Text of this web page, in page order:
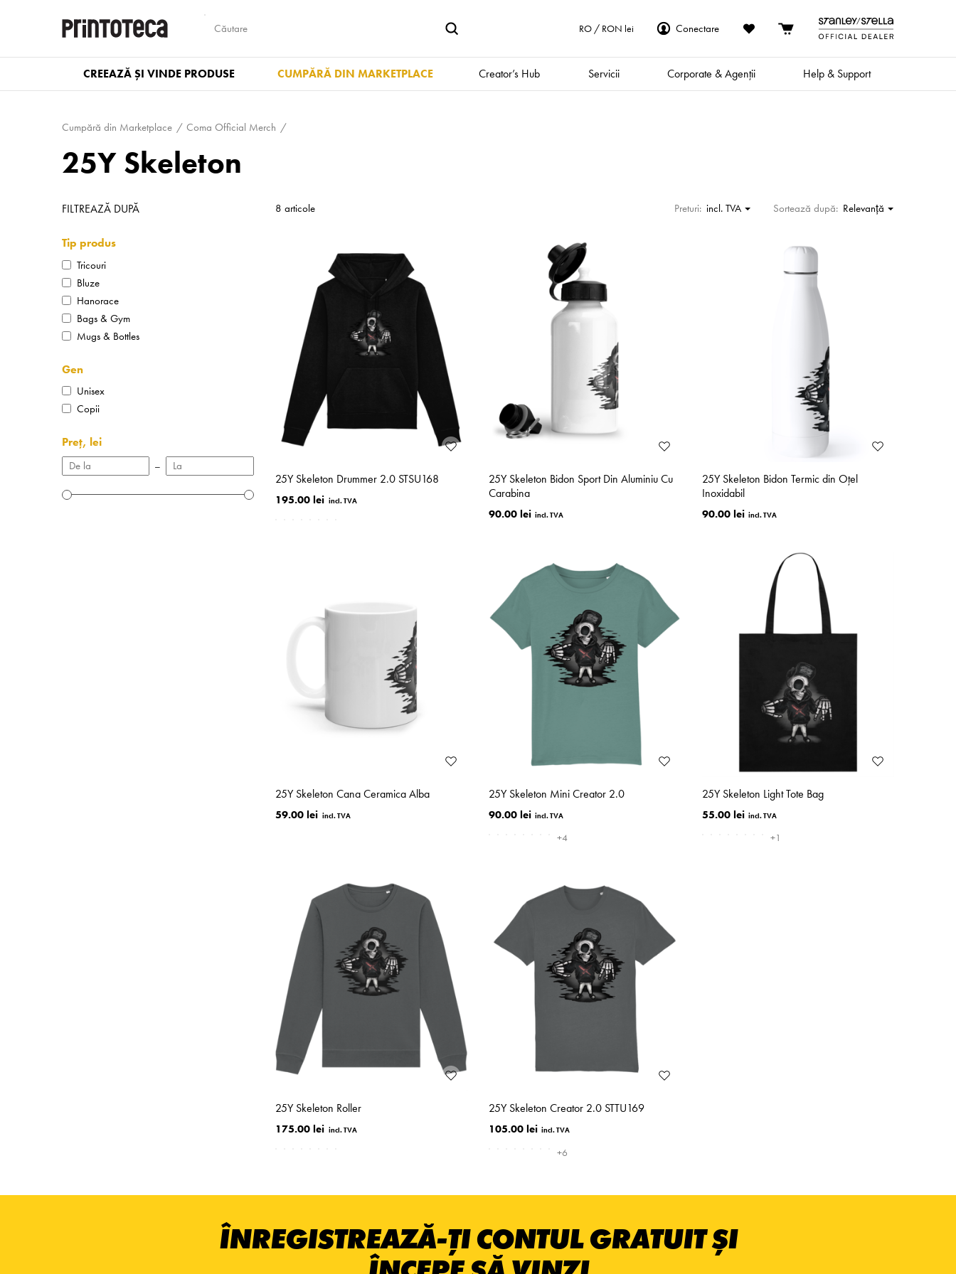
RO / RON lei Conectare
CREEAZĂ ȘI VINDE PRODUSE CUMPĂRĂ DIN MARKETPLACE Creator’s Hub Servicii Corporate & Agenții Help & Support
Cumpără din Marketplace Coma Official Merch
25Y Skeleton
FILTREAZĂ DUPĂ
Tip produs
Tricouri
Bluze
Hanorace
Bags & Gym
Mugs & Bottles
Gen
Unisex
Copii
Preț, lei
–
8 articole Preturi: incl. TVA Sortează după: Relevanţă
25Y Skeleton Drummer 2.0 STSU168
195.00 lei
25Y Skeleton Bidon Sport Din Aluminiu Cu
Carabina
90.00 lei
25Y Skeleton Bidon Termic din Oțel
Inoxidabil
90.00 lei
25Y Skeleton Cana Ceramica Alba
59.00 lei
25Y Skeleton Mini Creator 2.0
90.00 lei
+4
25Y Skeleton Light Tote Bag
55.00 lei
+1
25Y Skeleton Roller
175.00 lei
25Y Skeleton Creator 2.0 STTU169
105.00 lei
+6
ÎNREGISTREAZĂ-ȚI CONTUL GRATUIT ȘI